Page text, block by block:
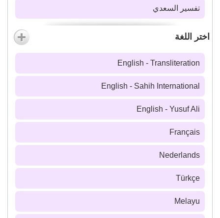
تفسير السعدي
اختر اللغة
English - Transliteration
English - Sahih International
English - Yusuf Ali
Français
Nederlands
Türkçe
Melayu